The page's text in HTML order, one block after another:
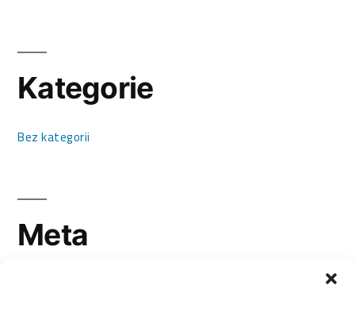
Kategorie
Bez kategorii
Meta